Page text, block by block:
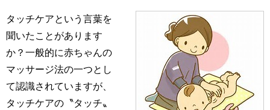
タッチケアという言葉を
聞いたことがあります
か？一般的に赤ちゃんの
マッサージ法の一つとし
て認識されていますが、
タッチケアの〝タッチ〟